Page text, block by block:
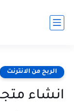
الربح من الانترنت
انشاء